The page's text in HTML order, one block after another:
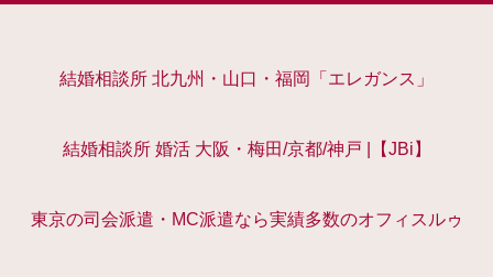
結婚相談所 北九州・山口・福岡「エレガンス」
結婚相談所 婚活 大阪・梅田/京都/神戸 |【JBi】
東京の司会派遣・MC派遣なら実績多数のオフィスルゥ